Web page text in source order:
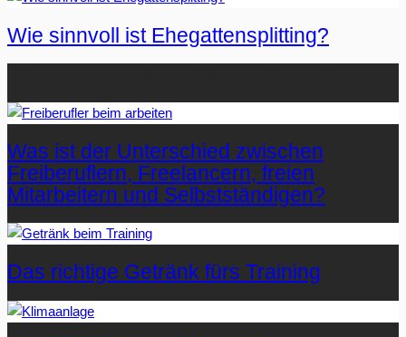
Wie sinnvoll ist Ehegattensplitting?
Was ist der Unterschied zwischen
Freiberuflern, Freelancern, freien
Mitarbeitern und Selbstständigen?
Das richtige Getränk fürs Training